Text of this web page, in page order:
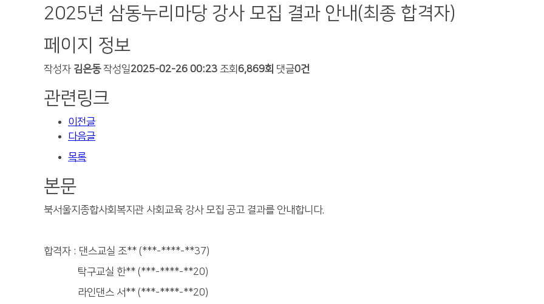
2025년 삼동누리마당 강사 모집 결과 안내(최종 합격자)
페이지 정보
작성자 김은동 작성일2025-02-26 00:23 조회 6,869회 댓글0건
관련링크
이전글
다음글
목록
본문
북서울지종합사회복지관 사회교육 강사 모집 공고 결과를 안내합니다.
합격자 : 댄스교실 조** (***-****-**37)
탁구교실 한** (***-****-**20)
라인댄스 서** (***-****-**20)